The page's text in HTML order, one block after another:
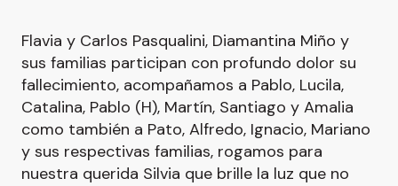
Flavia y Carlos Pasqualini, Diamantina Miño y
sus familias participan con profundo dolor su
fallecimiento, acompañamos a Pablo, Lucila,
Catalina, Pablo (H), Martín, Santiago y Amalia
como también a Pato, Alfredo, Ignacio, Mariano
y sus respectivas familias, rogamos para
nuestra querida Silvia que brille la luz que no